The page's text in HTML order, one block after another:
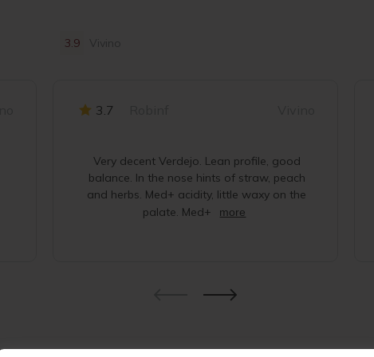
3.9 Vivino
3.7
Very decent Verdejo. Lean profile, good
balance. In the nose hints of straw, peach
and herbs. Med+ acidity, little waxy on the
palate. Med+
more